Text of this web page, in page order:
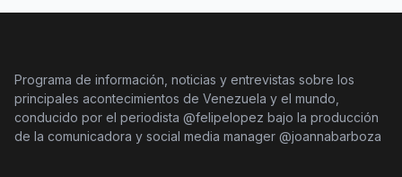
Programa de información, noticias y entrevistas sobre los
principales acontecimientos de Venezuela y el mundo,
conducido por el periodista @felipelopez bajo la producción
de la comunicadora y social media manager @joannabarboza